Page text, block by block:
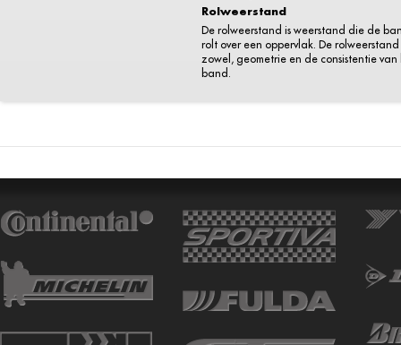
Rolweerstand
De rolweerstand is weerstand die de
rolt over een oppervlak. De
zowel, geometrie en de consistentie
band.